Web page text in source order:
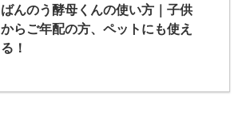
ばんのう酵母くんの使い方｜子供
からご年配の方、ペットにも使え
る！